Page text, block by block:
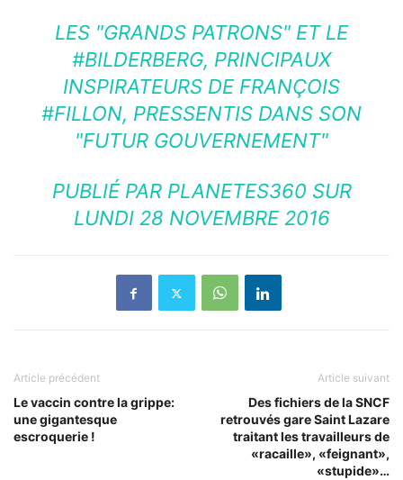
LES "GRANDS PATRONS" ET LE
#BILDERBERG, PRINCIPAUX
INSPIRATEURS DE FRANÇOIS
#FILLON, PRESSENTIS DANS SON
"FUTUR GOUVERNEMENT"
PUBLIÉ PAR PLANETES360 SUR
LUNDI 28 NOVEMBRE 2016
Article précédent
Le vaccin contre la grippe:
une gigantesque
escroquerie !
Article suivant
Des fichiers de la SNCF
retrouvés gare Saint Lazare
traitant les travailleurs de
«racaille», «feignant»,
«stupide»…